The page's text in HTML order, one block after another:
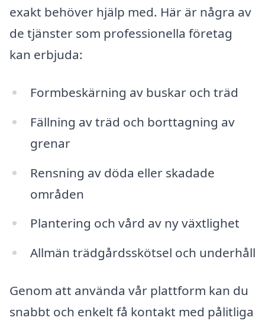
exakt behöver hjälp med. Här är några av
de tjänster som professionella företag
kan erbjuda:
Formbeskärning av buskar och träd
Fällning av träd och borttagning av
grenar
Rensning av döda eller skadade
områden
Plantering och vård av ny växtlighet
Allmän trädgårdsskötsel och underhåll
Genom att använda vår plattform kan du
snabbt och enkelt få kontakt med pålitliga